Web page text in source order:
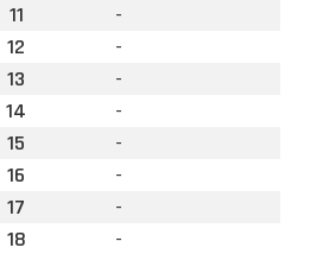
11
-
12
-
13
-
14
-
15
-
16
-
17
-
18
-